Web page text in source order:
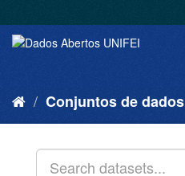
Conjuntos de dados